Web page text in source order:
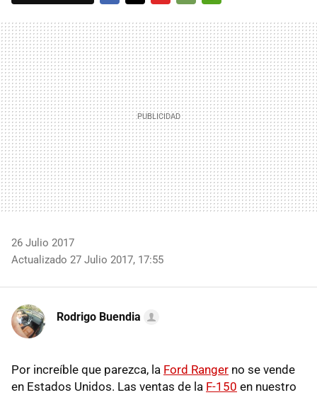
MAIL
26 Julio 2017
Actualizado 27 Julio 2017, 17:55
Rodrigo Buendia
Por increíble que parezca, la Ford Ranger no se vende
en Estados Unidos. Las ventas de la F-150 en nuestro